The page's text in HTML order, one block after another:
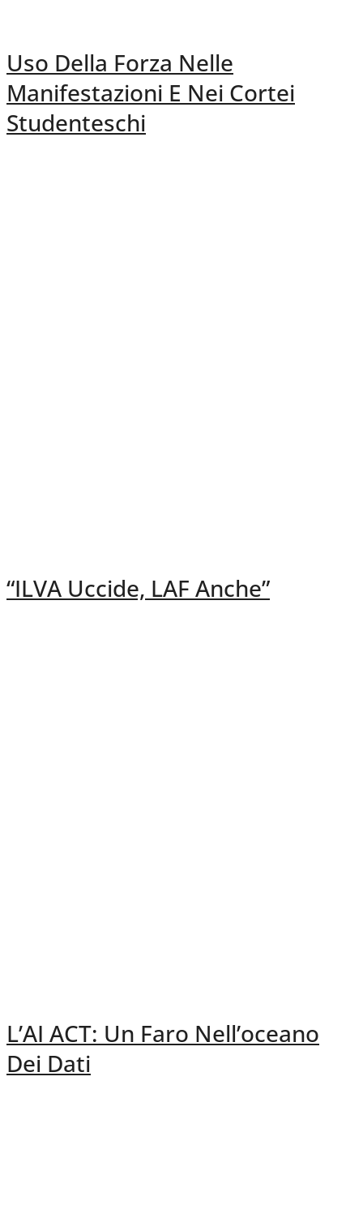
Uso Della Forza Nelle
Manifestazioni E Nei Cortei
Studenteschi
“ILVA Uccide, LAF Anche”
L’AI ACT: Un Faro Nell’oceano
Dei Dati